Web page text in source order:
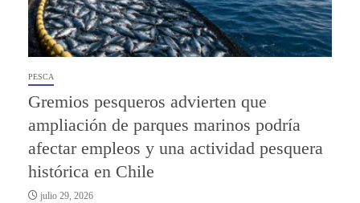
PESCA
Gremios pesqueros advierten que
ampliación de parques marinos podría
afectar empleos y una actividad pesquera
histórica en Chile
julio 29, 2026